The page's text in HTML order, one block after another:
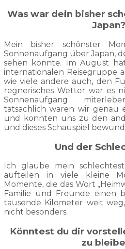
Was war dein bisher
Japan?
Mein bisher schönster
Sonnenaufgang über Japan,
sehen konnte. Im August
internationalen Reisegruppe
wie viele andere auch, den
regnerisches Wetter war es
Sonnenaufgang
tatsächlich waren wir genau
und konnten uns zu den
und dieses Schauspiel
Und der
Ich glaube mein
aufteilen in viele kleine
Momente, die das Wort
Familie und Freunde einen
tausende Kilometer weit
nicht besonders.
Könntest du dir
zu